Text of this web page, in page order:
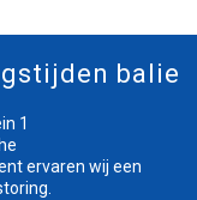
balie
1
ervaren wij een